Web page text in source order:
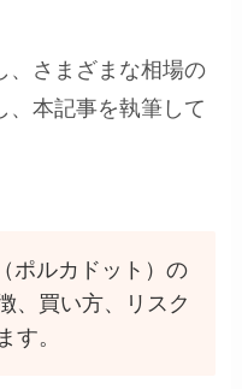
、さまざまな相場の
、本記事を執筆して
ポルカドット）の
、買い方、リスク
す。